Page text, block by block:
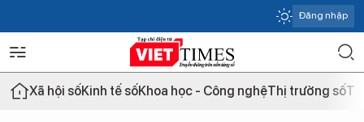
Đăng nhập
Xã hội sốKinh tế sốKhoa học - Công nghệThị trường số